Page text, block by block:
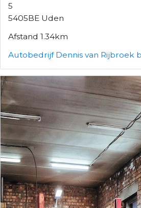
5
5405BE Uden
Afstand 1.34km
Autobedrijf Dennis van Rijbroek